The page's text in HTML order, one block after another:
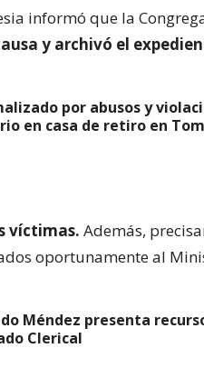
informó que la
y archivó el
por abusos y
en casa de retiro en
víctimas. Además,
oportunamente al
Méndez presenta
Clerical